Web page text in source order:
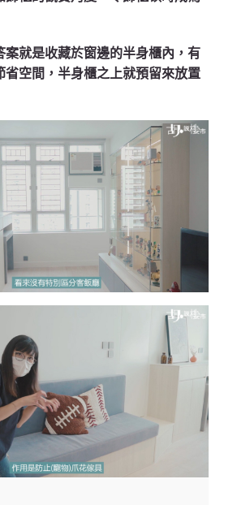
案就是收藏於窗邊的半身櫃內，有
省空間，半身櫃之上就預留來放置